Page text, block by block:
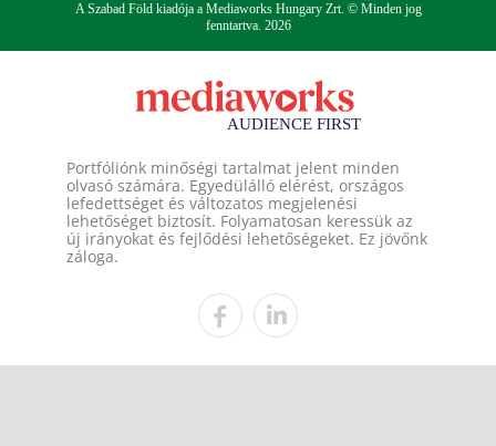
A Szabad Föld kiadója a Mediaworks Hungary Zrt. © Minden jog
fenntartva. 2026
Portfóliónk minőségi tartalmat jelent minden
olvasó számára. Egyedülálló elérést, országos
lefedettséget és változatos megjelenési
lehetőséget biztosít. Folyamatosan keressük az
új irányokat és fejlődési lehetőségeket. Ez jövőnk
záloga.